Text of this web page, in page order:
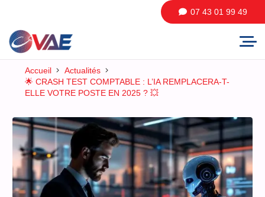
07 43 01 99 49
Accueil
Actualités
🌟 CRASH TEST COMPTABLE : L’IA REMPLACERA-T-
ELLE VOTRE POSTE EN 2025 ? 💥